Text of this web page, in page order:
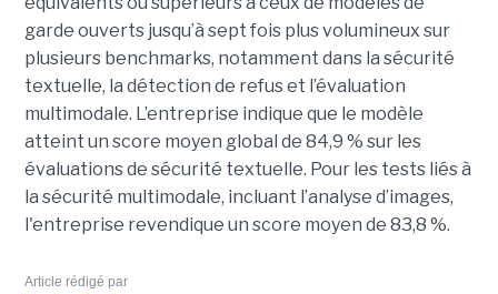
garde ouverts jusqu’à sept fois plus volumineux sur
plusieurs benchmarks, notamment dans la sécurité
textuelle, la détection de refus et l’évaluation
multimodale. L’entreprise indique que le modèle
atteint un score moyen global de 84,9 % sur les
évaluations de sécurité textuelle. Pour les tests liés à
la sécurité multimodale, incluant l’analyse d’images,
l'entreprise revendique un score moyen de 83,8 %.
Article rédigé par